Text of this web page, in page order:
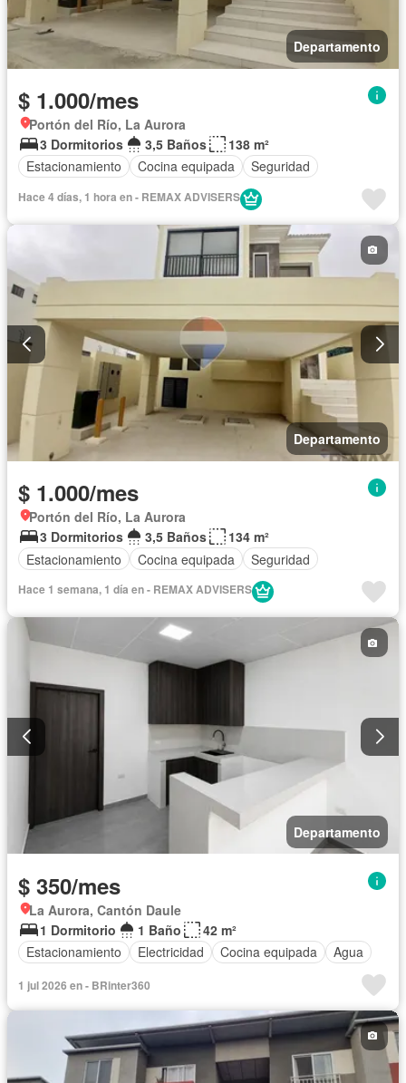
Departamento
$ 1.000/mes
Portón del Río, La Aurora
3 Dormitorios
3,5 Baños
138 m²
Estacionamiento
Cocina equipada Seguridad
Hace 4 días, 1 hora en - REMAX ADVISERS
Departamento
$ 1.000/mes
Portón del Río, La Aurora
3 Dormitorios
3,5 Baños
134 m²
Estacionamiento
Cocina equipada Seguridad
Hace 1 semana, 1 día en - REMAX ADVISERS
Departamento
$ 350/mes
La Aurora, Cantón Daule
1 Dormitorio
1 Baño
42 m²
Estacionamiento
Electricidad Cocina equipada Agua
1 jul 2026 en - BRinter360